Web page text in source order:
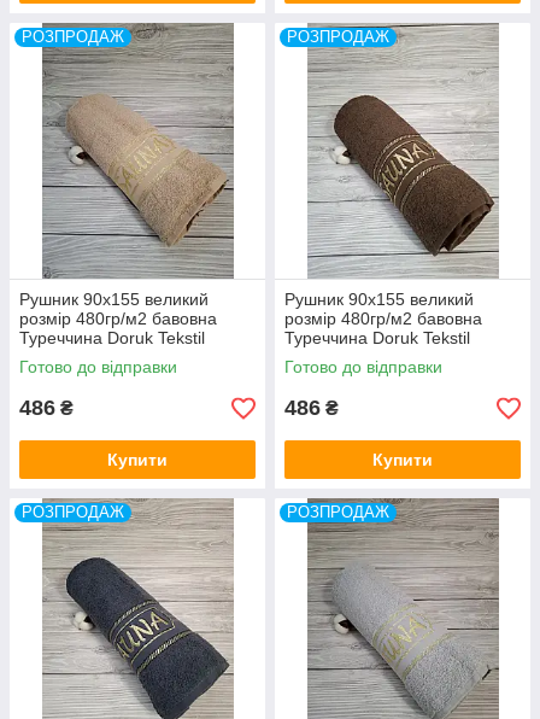
РОЗПРОДАЖ
Рушник 90x155 великий
розмір 480гр/м2 бавовна
Туреччина Doruk Tekstil
Готово до відправки
486 ₴
Купити
РОЗПРОДАЖ
Рушник 90x155 великий
розмір 480гр/м2 бавовна
Туреччина Doruk Tekstil
Готово до відправки
486 ₴
Купити
РОЗПРОДАЖ РОЗПРОДАЖ